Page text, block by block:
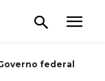
federal